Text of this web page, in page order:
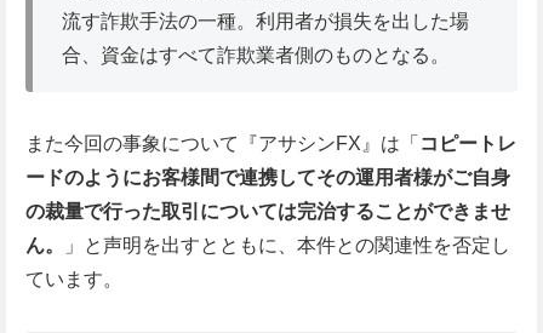
流す詐欺手法の一種。利用者が損失を出した場
合、資金はすべて詐欺業者側のものとなる。
また今回の事象について『アサシンFX』は「 コピートレ
ードのようにお客様間で連携してその運用者様がご自身
の裁量で行った取引については完治することができませ
ん。
」と声明を出すとともに、本件との関連性を否定し
ています。